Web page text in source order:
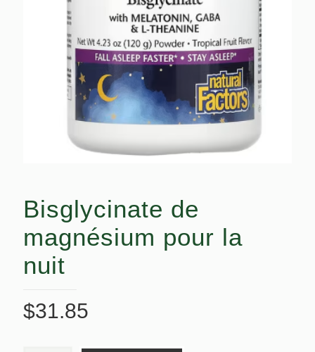
Bisglycinate de
magnésium pour la
nuit
$31.85